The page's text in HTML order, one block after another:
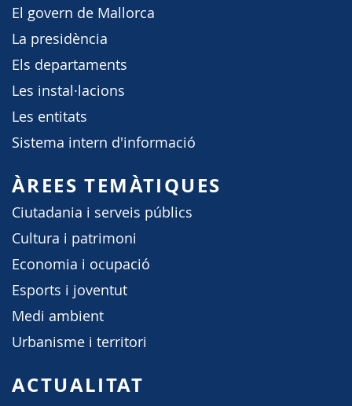
El govern de Mallorca
La presidència
Els departaments
Les instal·lacions
Les entitats
Sistema intern d'informació
ÀREES TEMÀTIQUES
Ciutadania i serveis públics
Cultura i patrimoni
Economia i ocupació
Esports i joventut
Medi ambient
Urbanisme i territori
ACTUALITAT